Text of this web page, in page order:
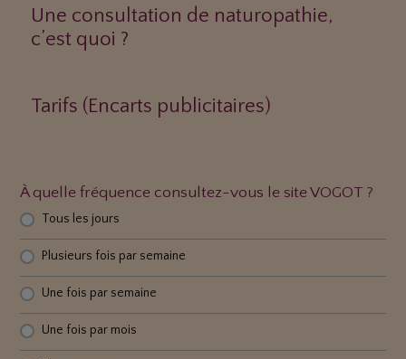
Une consultation de naturopathie,
c’est quoi ?
Tarifs (Encarts publicitaires)
À quelle fréquence consultez-vous le site VOGOT ?
Tous les jours
Plusieurs fois par semaine
Une fois par semaine
Une fois par mois